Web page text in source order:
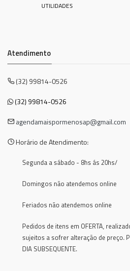
UTILIDADES
Atendimento
(32) 99814-0526
(32) 99814-0526
agendamaispormenosap@gmail.com
Horário de Atendimento:
Segunda a sábado - 8hs ás 20hs/
Domingos não atendemos online
Feriados não atendemos online
Pedidos de itens em OFERTA,
sujeitos a sofrer alteração de preço.
DIA SUBSEQUENTE.